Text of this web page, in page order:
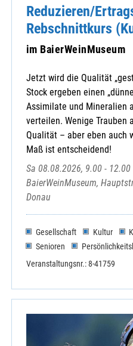
Reduzieren/
Rebschnittkurs
im BaierWeinMuseum
Jetzt wird die Qualität
Stock ergeben einen
Assimilate und Mineralien
verteilen. Wenige Trauben
Qualität – aber eben auch
Maß ist entscheidend!
Sa 08.08.2026, 9.00 - 12.00
BaierWeinMuseum,
Donau
Gesellschaft Kultur
Senioren
Veranstaltungsnr.: 8-41759